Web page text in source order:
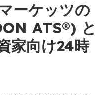
ーケッツの
ATS®) と
家向け24時